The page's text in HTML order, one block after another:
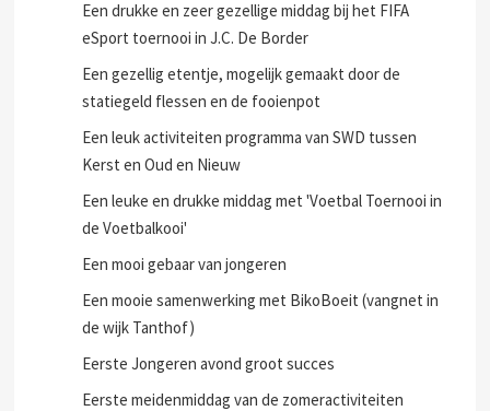
Een drukke en zeer gezellige middag bij het FIFA
eSport toernooi in J.C. De Border
Een gezellig etentje, mogelijk gemaakt door de
statiegeld flessen en de fooienpot
Een leuk activiteiten programma van SWD tussen
Kerst en Oud en Nieuw
Een leuke en drukke middag met 'Voetbal Toernooi in
de Voetbalkooi'
Een mooi gebaar van jongeren
Een mooie samenwerking met BikoBoeit (vangnet in
de wijk Tanthof)
Eerste Jongeren avond groot succes
Eerste meidenmiddag van de zomeractiviteiten